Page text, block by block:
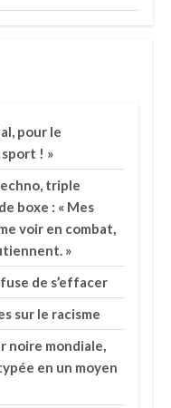
pour le
! »
triple
boxe : « Mes
voir en combat,
»
de s’effacer
sur le racisme
noire mondiale,
en un moyen